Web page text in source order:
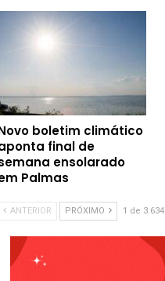
boletim climático
final de
ensolarado
Palmas
ANTERIOR PRÓXIMO 1 de 3.634